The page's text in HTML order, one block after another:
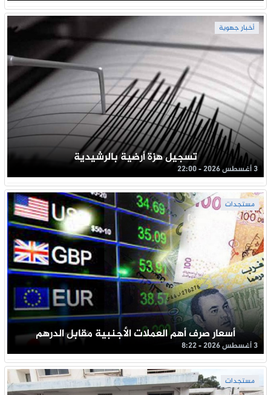
أخبار جهوية
تسجيل هزة أرضية بالرشيدية
3 أغسطس 2026 - 22:00
مستجدات
أسعار صرف أهم العملات الأجنبية مقابل الدرهم
3 أغسطس 2026 - 8:22
مستجدات